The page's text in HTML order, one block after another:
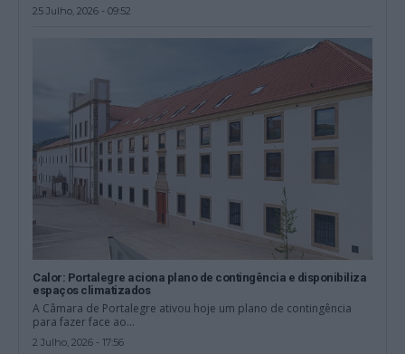
25 Julho, 2026 - 09:52
Calor: Portalegre aciona plano de contingência e disponibiliza
espaços climatizados
A Câmara de Portalegre ativou hoje um plano de contingência
para fazer face ao...
2 Julho, 2026 - 17:56